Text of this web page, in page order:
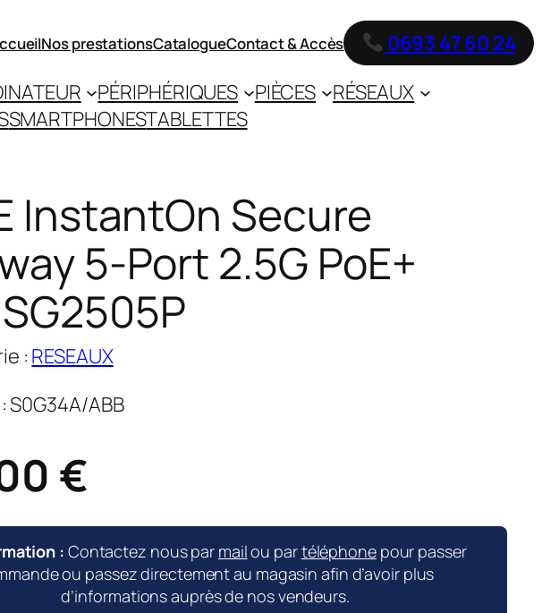
Nos prestationsCatalogueContact & Accès
0693 47 60 24
PÉRIPHÉRIQUES PIÈCES
RÉSEAUX
SMARTPHONESTABLETTES
InstantOn Secure
5-Port 2.5G PoE+
:RESEAUX
S0G34A/ABB
€
: Contactez nous par mailou partéléphonepour passer
ou passez directement au magasin afin d’avoir plus
d’informations auprès de nos vendeurs.